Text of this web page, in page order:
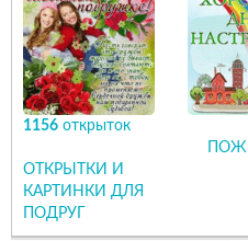
1156 открыток
ОТКРЫТКИ И
КАРТИНКИ ДЛЯ
ПОДРУГ